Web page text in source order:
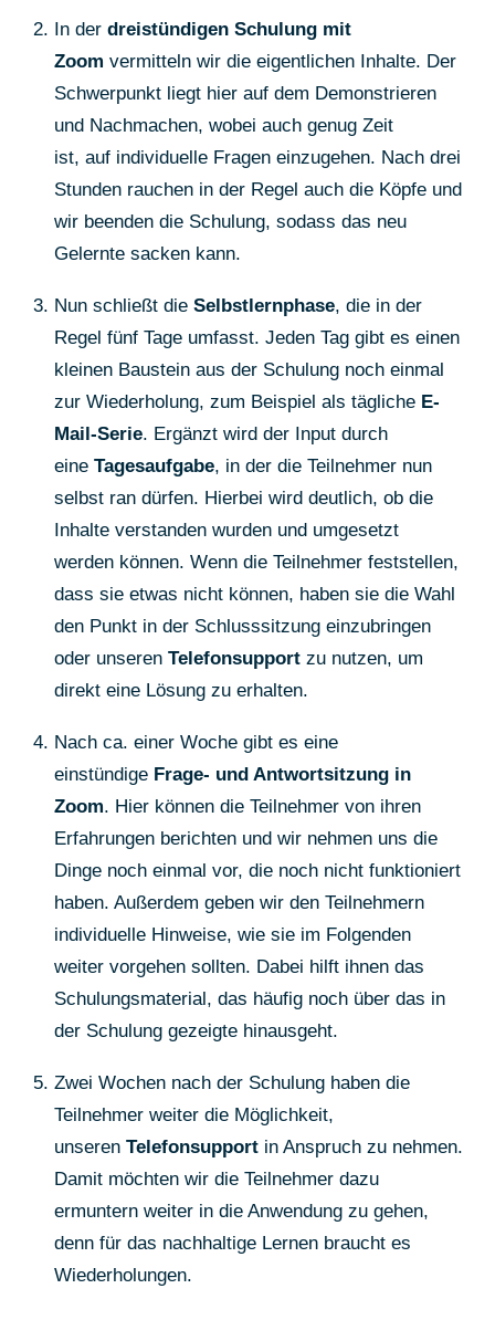
In der dreistündigen Schulung mit
Zoom vermitteln wir die eigentlichen Inhalte. Der
Schwerpunkt liegt hier auf dem Demonstrieren
und Nachmachen, wobei auch genug Zeit
ist, auf individuelle Fragen einzugehen. Nach drei
Stunden rauchen in der Regel auch die Köpfe und
wir beenden die Schulung, sodass das neu
Gelernte sacken kann.
Nun schließt die Selbstlernphase, die in der
Regel fünf Tage umfasst. Jeden Tag gibt es einen
kleinen Baustein aus der Schulung noch einmal
zur Wiederholung, zum Beispiel als tägliche E-
Mail-Serie. Ergänzt wird der Input durch
eine Tagesaufgabe, in der die Teilnehmer nun
selbst ran dürfen. Hierbei wird deutlich, ob die
Inhalte verstanden wurden und umgesetzt
werden können. Wenn die Teilnehmer feststellen,
dass sie etwas nicht können, haben sie die Wahl
den Punkt in der Schlusssitzung einzubringen
oder unseren Telefonsupport zu nutzen, um
direkt eine Lösung zu erhalten.
Nach ca. einer Woche gibt es eine
einstündige Frage- und Antwortsitzung in
Zoom. Hier können die Teilnehmer von ihren
Erfahrungen berichten und wir nehmen uns die
Dinge noch einmal vor, die noch nicht funktioniert
haben. Außerdem geben wir den Teilnehmern
individuelle Hinweise, wie sie im Folgenden
weiter vorgehen sollten. Dabei hilft ihnen das
Schulungsmaterial, das häufig noch über das in
der Schulung gezeigte hinausgeht.
Zwei Wochen nach der Schulung haben die
Teilnehmer weiter die Möglichkeit,
unseren Telefonsupport in Anspruch zu nehmen.
Damit möchten wir die Teilnehmer dazu
ermuntern weiter in die Anwendung zu gehen,
denn für das nachhaltige Lernen braucht es
Wiederholungen.